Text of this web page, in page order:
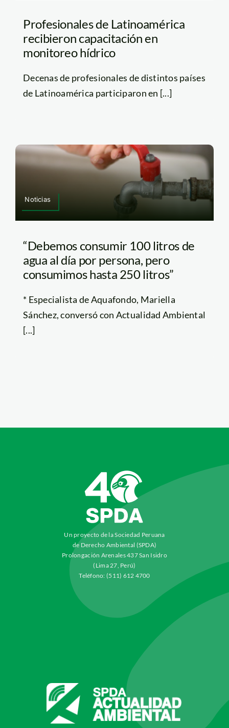
Profesionales de Latinoamérica
recibieron capacitación en
monitoreo hídrico
Decenas de profesionales de distintos países
de Latinoamérica participaron en [...]
Noticias
“Debemos consumir 100 litros de
agua al día por persona, pero
consumimos hasta 250 litros”
* Especialista de Aquafondo, Mariella
Sánchez, conversó con Actualidad Ambiental
[...]
Un proyecto de la Sociedad Peruana
de Derecho Ambiental (SPDA)
Prolongación Arenales 437 San Isidro
(Lima 27, Perú)
Teléfono: (511) 612 4700